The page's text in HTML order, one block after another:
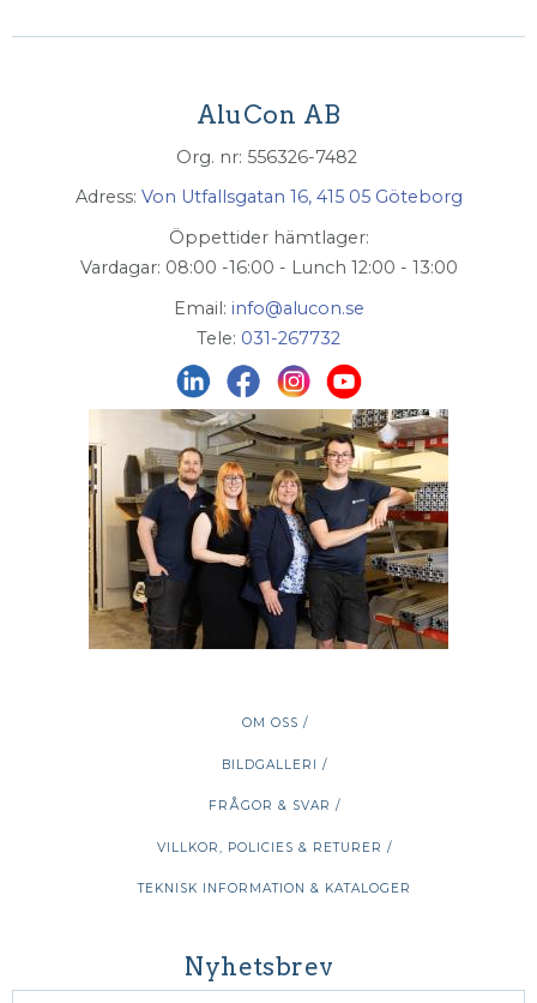
AluCon AB
Org. nr: 556326-7482
Adress: Von Utfallsgatan 16, 415 05 Göteborg
Öppettider hämtlager:
Vardagar: 08:00 -16:00 - Lunch 12:00 - 13:00
Email: info@alucon.se
Tele: 031-267732
OM OSS /
BILDGALLERI /
FRÅGOR & SVAR /
VILLKOR, POLICIES & RETURER /
TEKNISK INFORMATION & KATALOGER
Nyhetsbrev